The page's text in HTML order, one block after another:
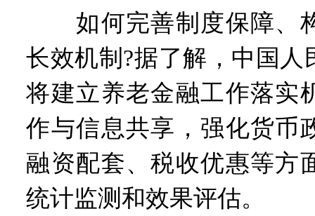
如何完善制度保障、
长效机制?据了解，中国人
将建立养老金融工作落实
作与信息共享，强化货币
融资配套、税收优惠等方
统计监测和效果评估。